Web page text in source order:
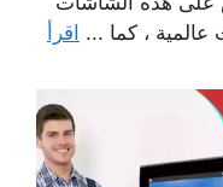
عالمية ، كما ... اقرأ